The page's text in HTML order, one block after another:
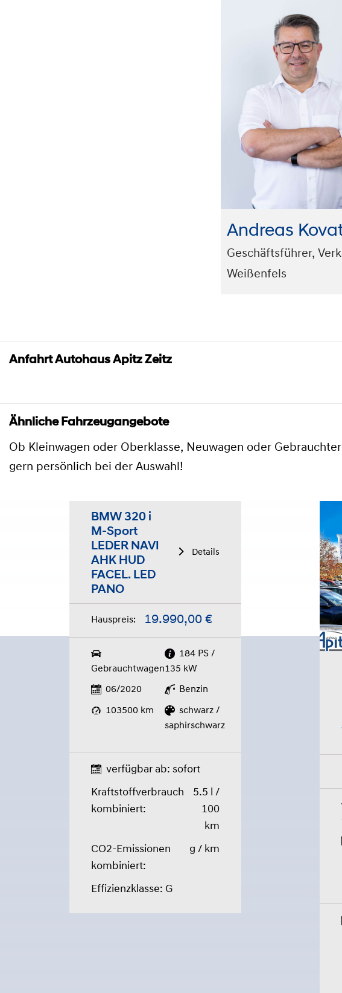
Andreas
Geschäftsführer,
Weißenfels
Anfahrt Autohaus Apitz Zeitz
Ähnliche Fahrzeugangebote
Ob Kleinwagen oder Oberklasse, Neuwagen oder
gern persönlich bei der Auswahl!
BMW 320 i
M-Sport
LEDER NAVI
AHK HUD
FACEL. LED
PANO
Details
Hauspreis: 19.990,00 €
Gebrauchtwagen
184 PS /
135 kW
06/2020 Benzin
103500 km
schwarz /
saphirschwarz
verfügbar ab: sofort
Kraftstoffverbrauch
kombiniert:
5.5 l /
100
km
CO2-Emissionen
kombiniert:
g / km
Effizienzklasse: G